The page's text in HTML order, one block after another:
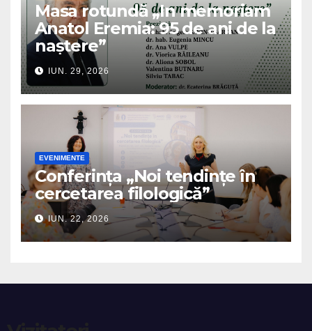
Masa rotundă „In memoriam
Anatol Eremia: 95 de ani de la
naștere”
IUN. 29, 2026
EVENIMENTE
Conferința „Noi tendințe în
cercetarea filologică”
IUN. 22, 2026